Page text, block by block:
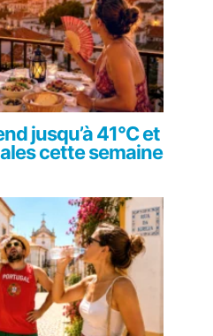
jusqu’à 41°C et
cette semaine